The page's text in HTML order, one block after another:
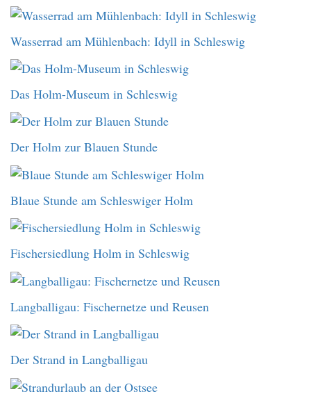
Wasserrad am Mühlenbach: Idyll in Schleswig
Das Holm-Museum in Schleswig
Der Holm zur Blauen Stunde
Blaue Stunde am Schleswiger Holm
Fischersiedlung Holm in Schleswig
Langballigau: Fischernetze und Reusen
Der Strand in Langballigau